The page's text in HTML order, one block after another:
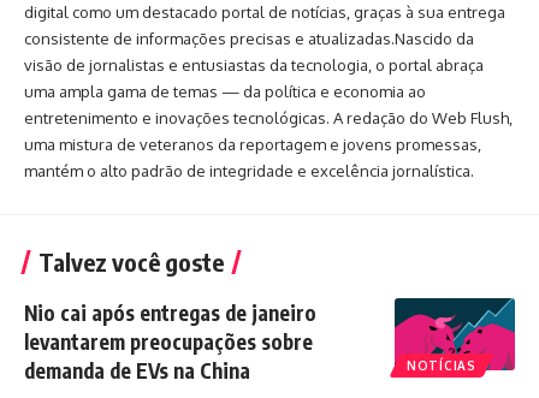
digital como um destacado portal de notícias, graças à sua entrega
consistente de informações precisas e atualizadas.Nascido da
visão de jornalistas e entusiastas da tecnologia, o portal abraça
uma ampla gama de temas — da política e economia ao
entretenimento e inovações tecnológicas. A redação do Web Flush,
uma mistura de veteranos da reportagem e jovens promessas,
mantém o alto padrão de integridade e excelência jornalística.
Talvez você goste
NOTÍCIAS
Nio cai após entregas de janeiro
levantarem preocupações sobre
demanda de EVs na China